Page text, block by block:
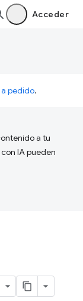
Acceder
pedido.
a tu
IA pueden